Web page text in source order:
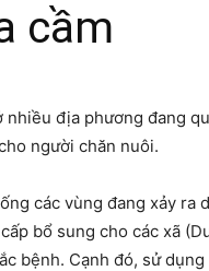
cầm
nhiều địa phương đang
người chăn nuôi.
các vùng đang xảy ra
bổ sung cho các xã
bệnh. Cạnh đó, sử dụng